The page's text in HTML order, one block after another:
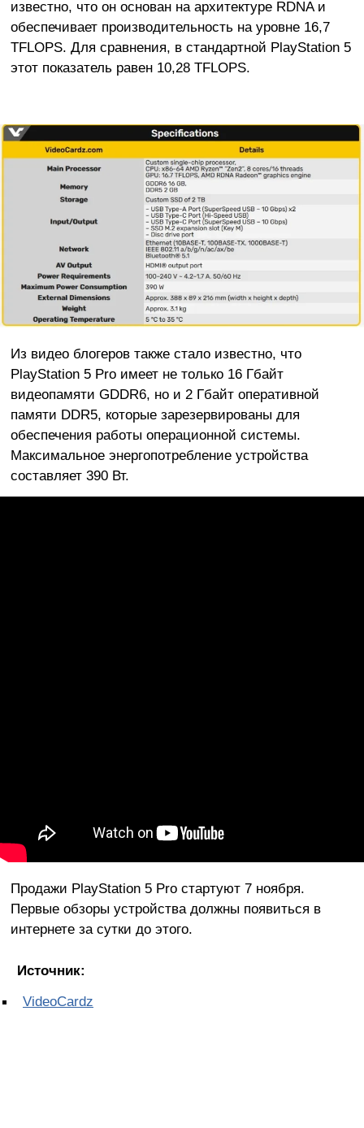
известно, что он основан на архитектуре RDNA и
обеспечивает производительность на уровне 16,7
TFLOPS. Для сравнения, в стандартной PlayStation 5
этот показатель равен 10,28 TFLOPS.
Из видео блогеров также стало известно, что
PlayStation 5 Pro имеет не только 16 Гбайт
видеопамяти GDDR6, но и 2 Гбайт оперативной
памяти DDR5, которые зарезервированы для
обеспечения работы операционной системы.
Максимальное энергопотребление устройства
составляет 390 Вт.
Продажи PlayStation 5 Pro стартуют 7 ноября.
Первые обзоры устройства должны появиться в
интернете за сутки до этого.
Источник:
VideoCardz